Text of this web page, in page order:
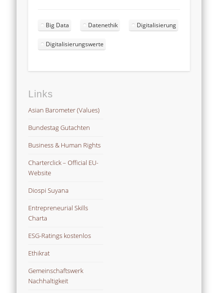
Big Data Datenethik Digitalisierung
Digitalisierungswerte
Links
Asian Barometer (Values)
Bundestag Gutachten
Business & Human Rights
Charterclick – Official EU-
Website
Diospi Suyana
Entrepreneurial Skills
Charta
ESG-Ratings kostenlos
Ethikrat
Gemeinschaftswerk
Nachhaltigkeit